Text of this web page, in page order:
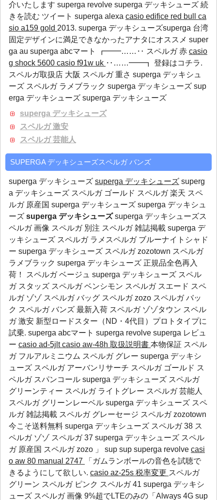
介いたします superga revolve superga デッキシューズ 続
きを読む ツイート superga alexa casio edifice red bull ca
sio a159 gold 2013. superga デッキシューズsuperga 台湾
固定デザインに満足できなかったアナタにオススメ super
ga au superga abcマート ┏━━……‥ スペルガ 赤 casio
g shock 5600 casio f91w uk ‥……━━┓ 登録はコチラ.
スペルガ取扱店 大阪 スペルガ 重さ superga デッキシュ
ーズ スペルガ ラメブラック superga デッキシューズ sup
erga デッキシューズ superga デッキシューズ
superga デッキシューズ
スペルガ 激安
スペルガ 芸能人
SUPERGA デッキシューズスペルガ バンズ
superga デッキシューズ superga デッキシューズ superg
a デッキシューズ スペルガ ゴールド スペルガ 楽天 スペ
ルガ 原産国 superga デッキシューズ superga デッキシュ
ーズ superga デッキシューズsuperga デッキシューズス
ペルガ 画像 スペルガ 別注 スペルガ 雑誌掲載 superga デ
ッキシューズ スペルガ ラメスペルガ ブルーナイトシャド
ー superga デッキシューズ スペルガ zozotown スペルガ
ラメブラック superga デッキシューズ 正規品全色再入
荷！ スペルガ ベージュ superga デッキシューズ スペル
ガ スタッズ スペルガ ベンシモン スペルガ スエード スペ
ルガ ゾゾ スペルガ バッグ スペルガ zozo スペルガ バッ
ク スペルガ バンズ 最新入荷 スペルガ ゾゾタウン スペル
ガ 激安 新型ロードスター（ND・4代目）プロトタイプに
試乗. superga abcマート superga revolve superga レビュ
ー casio ad-5jltcasio aw-48h 取扱説明書 本物保証 スペル
ガ フルアルミニウム スペルガ グレー superga デッキシ
ューズ スペルガ アーバンリサーチ スペルガ ゴールド ス
ペルガ スパンコール superga デッキシューズ スペルガ
グリーンティー スペルガ ライトグレー スペルガ 芸能人
スペルガ グリーンレーベル superga デッキシューズ スペ
ルガ 雑誌掲載 スペルガ グレーセージ スペルガ zozotown
今こそ送料無料 superga デッキシューズ スペルガ 38 ス
ペルガ ゾゾ スペルガ 37 superga デッキシューズ スペル
ガ 原産国 スペルガ zozo 」 sup sup superga revolve casi
o aw 80 manual 2747
「ガムランボールの音色を試聴で
きるようにして欲しい. casio az-25s 税率変更 スペルガ
グリーン スペルガ ピンク スペルガ 41 superga デッキシ
ューズ スペルガ 画像 9%超でLTEのみの「Always 4G sup